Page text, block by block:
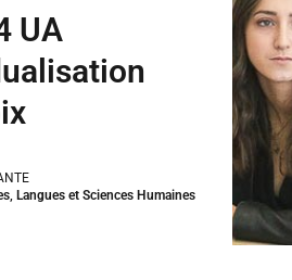
UA
Langues et Sciences Humaines